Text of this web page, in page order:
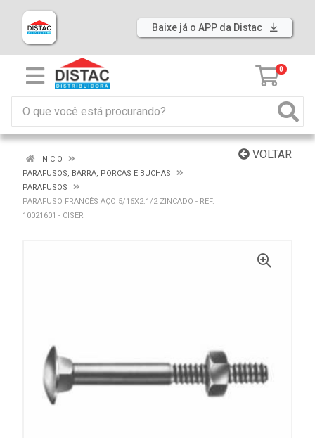
Baixe já o APP da Distac
0
VOLTAR
INÍCIO
PARAFUSOS, BARRA, PORCAS E BUCHAS
PARAFUSOS
PARAFUSO FRANCÊS AÇO 5/16X2.1/2 ZINCADO - REF.
10021601 - CISER